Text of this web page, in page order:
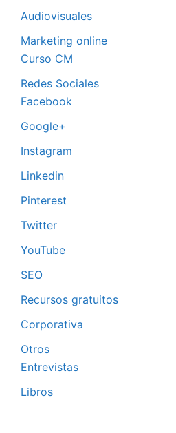
Audiovisuales
Marketing online
Curso CM
Redes Sociales
Facebook
Google+
Instagram
Linkedin
Pinterest
Twitter
YouTube
SEO
Recursos gratuitos
Corporativa
Otros
Entrevistas
Libros